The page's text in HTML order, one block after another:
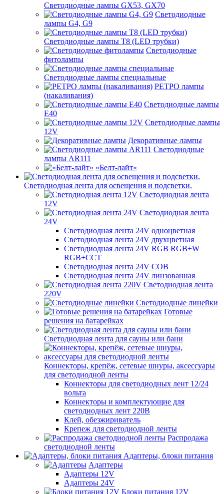
Светодиодные лампы GX53, GX70
Светодиодные
лампы G4, G9
Светодиодные лампы Т8 (LED трубки)
Светодиодные
фитолампы
Светодиодные лампы специальные
РЕТРО лампы
(накаливания)
Светодиодные лампы
E40
Светодиодные лампы
12V
Декоративные лампы
Светодиодные
лампы AR111
«Белт-лайт»
Светодиодная лента для освещения и подсветки.
Светодиодная лента
12V
Светодиодная лента
24V
Светодиодная лента 24V одноцветная
Светодиодная лента 24V двухцветная
Светодиодная лента 24V RGB RGB+W
RGB+CCT
Светодиодная лента 24V COB
Светодиодная лента 24V линзованная
Светодиодная лента
220V
Светодиодные линейки
Готовые
решения на батарейках
Светодиодная лента для сауны или бани
Коннекторы, крепёж, сетевые шнуры, аксессуары
для светодиодной ленты
Коннекторы для светодиодных лент 12/24
вольта
Коннекторы и комплектующие для
светодиодных лент 220В
Клей, обезжириватель
Крепеж для светодиодной ленты
Распродажа
светодиодной ленты
Адаптеры, блоки питания
Адаптеры
Адаптеры 12V
Адаптеры 24V
Блоки питания 12V